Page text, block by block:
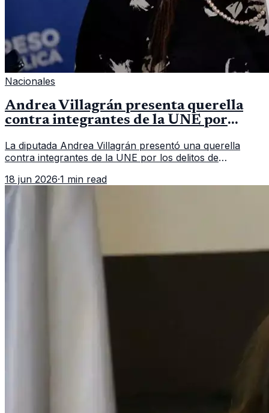
Nacionales
Andrea Villagrán presenta querella
contra integrantes de la UNE por
La diputada Andrea Villagrán presentó una querella
contra integrantes de la UNE por los delitos de
18 jun 2026·1 min read